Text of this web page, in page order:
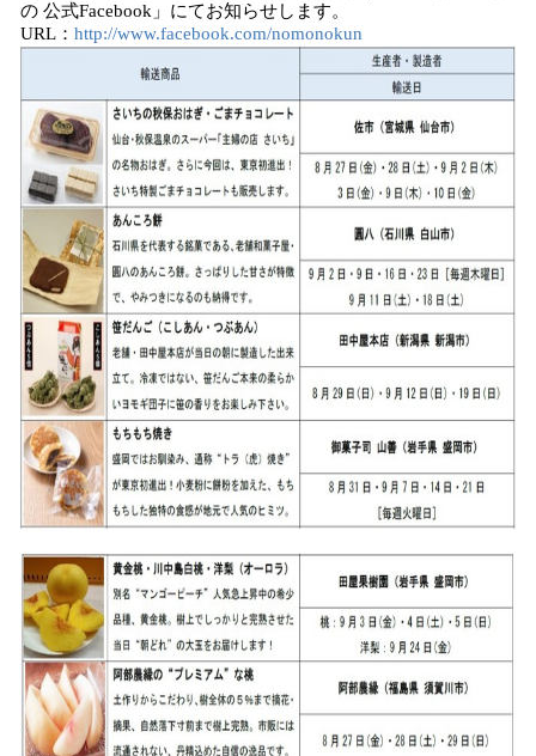
の 公式Facebook」にてお知らせします。
URL： http://www.facebook.com/nomonokun